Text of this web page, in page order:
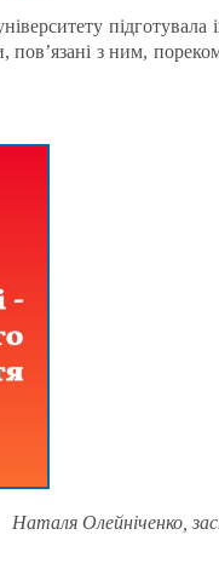
пов’язані з ним,
Наталя Олейніченко,